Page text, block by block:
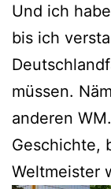
Und ich
bis ich
müssen.
anderen
Geschichte,
Weltmeister